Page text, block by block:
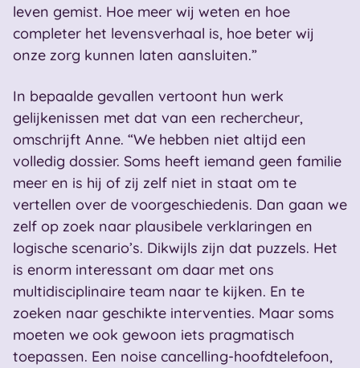
leven gemist. Hoe meer wij weten en hoe
completer het levensverhaal is, hoe beter wij
onze zorg kunnen laten aansluiten.”
In bepaalde gevallen vertoont hun werk
gelijkenissen met dat van een rechercheur,
omschrijft Anne. “We hebben niet altijd een
volledig dossier. Soms heeft iemand geen familie
meer en is hij of zij zelf niet in staat om te
vertellen over de voorgeschiedenis. Dan gaan we
zelf op zoek naar plausibele verklaringen en
logische scenario’s. Dikwijls zijn dat puzzels. Het
is enorm interessant om daar met ons
multidisciplinaire team naar te kijken. En te
zoeken naar geschikte interventies. Maar soms
moeten we ook gewoon iets pragmatisch
toepassen. Een noise cancelling-hoofdtelefoon,